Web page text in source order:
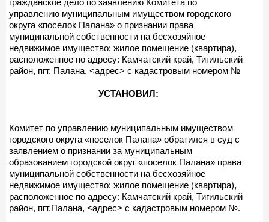
управлению муниципальным имуществом городского
округа «поселок Палана» о признании права
муниципальной собственности на бесхозяйное
недвижимое имущество: жилое помещение (квартира),
расположенное по адресу: Камчатский край, Тигильский
район, пгт. Палана, <адрес> с кадастровым номером №
УСТАНОВИЛ:
Комитет по управлению муниципальным имуществом
городского округа «поселок Палана» обратился в суд с
заявлением о признании за муниципальным
образованием городской округ «поселок Палана» права
муниципальной собственности на бесхозяйное
недвижимое имущество: жилое помещение (квартира),
расположенное по адресу: Камчатский край, Тигильский
район, пгт.Палана, <адрес> с кадастровым номером №.